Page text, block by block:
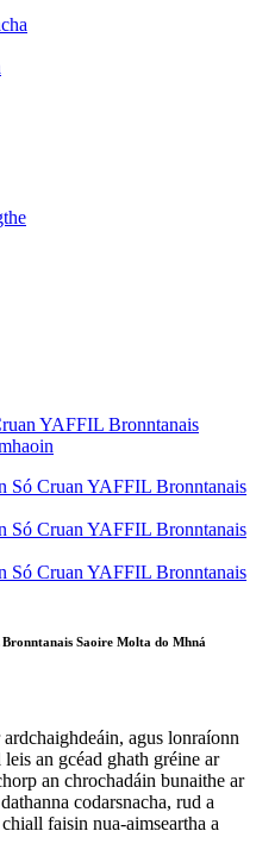
Saoire Molta do Mhná
agus lonraíonn
an gcéad ghath gréine ar
an chrochadáin bunaithe ar
codarsnacha, rud a
faisin nua-aimseartha a